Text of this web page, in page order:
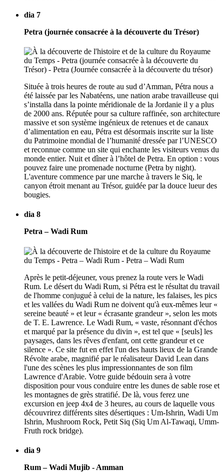
dia 7
Petra (journée consacrée à la découverte du Trésor)
Située à trois heures de route au sud d’Amman, Pétra nous a
été laissée par les Nabatéens, une nation arabe travailleuse qui
s’installa dans la pointe méridionale de la Jordanie il y a plus
de 2000 ans. Réputée pour sa culture raffinée, son architecture
massive et son système ingénieux de retenues et de canaux
d’alimentation en eau, Pétra est désormais inscrite sur la liste
du Patrimoine mondial de l’humanité dressée par l’UNESCO
et reconnue comme un site qui enchante les visiteurs venus du
monde entier. Nuit et dîner à l’hôtel de Petra. En option : vous
pouvez faire une promenade nocturne (Petra by night).
L'aventure commence par une marche à travers le Siq, le
canyon étroit menant au Trésor, guidée par la douce lueur des
bougies.
dia 8
Petra – Wadi Rum
Après le petit-déjeuner, vous prenez la route vers le Wadi
Rum. Le désert du Wadi Rum, si Pétra est le résultat du travail
de l'homme conjugué à celui de la nature, les falaises, les pics
et les vallées du Wadi Rum ne doivent qu'à eux-mêmes leur «
sereine beauté » et leur « écrasante grandeur », selon les mots
de T. E. Lawrence. Le Wadi Rum, « vaste, résonnant d'échos
et marqué par la présence du divin », est tel que « [seuls] les
paysages, dans les rêves d'enfant, ont cette grandeur et ce
silence ». Ce site fut en effet l'un des hauts lieux de la Grande
Révolte arabe, magnifié par le réalisateur David Lean dans
l'une des scènes les plus impressionnantes de son film
Lawrence d'Arabie. Votre guide bédouin sera à votre
disposition pour vous conduire entre les dunes de sable rose et
les montagnes de grès stratifié. De là, vous ferez une
excursion en jeep 4x4 de 3 heures, au cours de laquelle vous
découvrirez différents sites désertiques : Um-Ishrin, Wadi Um
Ishrin, Mushroom Rock, Petit Siq (Siq Um Al-Tawaqi, Umm-
Fruth rock bridge).
dia 9
Rum – Wadi Mujib - Amman